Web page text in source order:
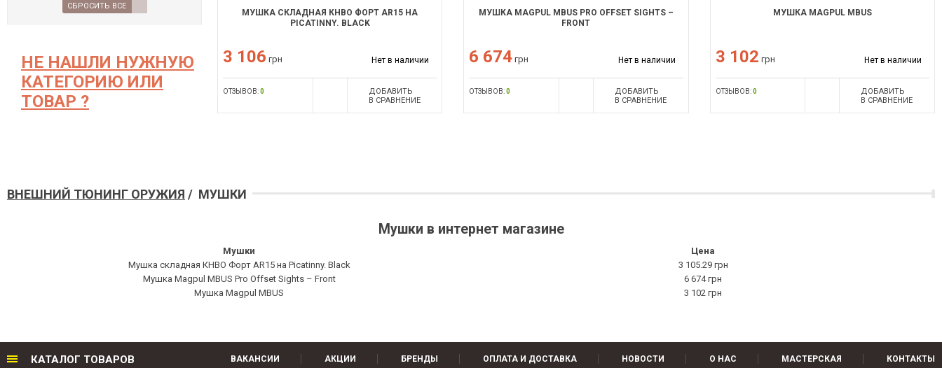
СБРОСИТЬ ВСЕ
НЕ НАШЛИ НУЖНУЮ
КАТЕГОРИЮ ИЛИ
ТОВАР ?
МУШКА СКЛАДНАЯ КНВО ФОРТ AR15 НА
PICATINNY. BLACK
3 106 грн Нет в наличии
ОТЗЫВОВ:0
ДОБАВИТЬ
В СРАВНЕНИЕ
МУШКА MAGPUL MBUS PRO OFFSET SIGHTS –
FRONT
6 674 грн Нет в наличии
ОТЗЫВОВ:0
ДОБАВИТЬ
В СРАВНЕНИЕ
МУШКА MAGPUL MBUS
3 102 грн Нет в наличии
ОТЗЫВОВ:0
ДОБАВИТЬ
В СРАВНЕНИЕ
ВНЕШНИЙ ТЮНИНГ ОРУЖИЯ / МУШКИ
Мушки в интернет магазине
Мушки
Цена
Мушка складная КНВО Форт AR15 на Picatinny. Black
3 105.29 грн
Мушка Magpul MBUS Pro Offset Sights – Front
6 674 грн
Мушка Magpul MBUS
3 102 грн
КАТАЛОГ ТОВАРОВ ВАКАНСИИ АКЦИИ БРЕНДЫ ОПЛАТА И ДОСТАВКА НОВОСТИ О НАС МАСТЕРСКАЯ КОНТАКТЫ